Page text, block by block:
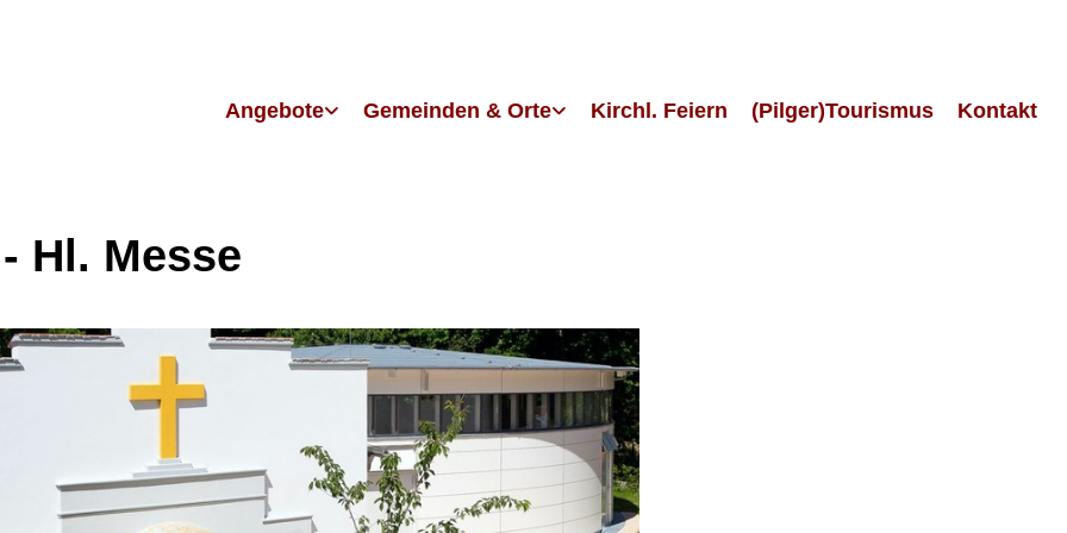
Angebote Gemeinden & Orte Kirchl. Feiern (Pilger)Tourismus Kontakt
Hl. Messe